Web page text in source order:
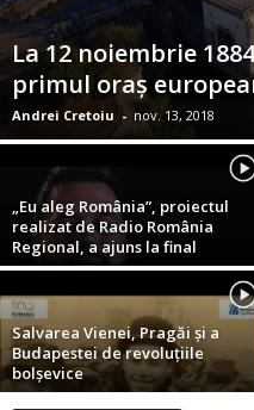
La 12 noiembrie
primul oraş
Andrei Cretoiu - nov. 13, 2018
„Eu aleg România”, proiectul
realizat de Radio România
Regional, a ajuns la final
Salvarea Vienei, Pragăi şi a
Budapestei de revoluţiile
bolşevice